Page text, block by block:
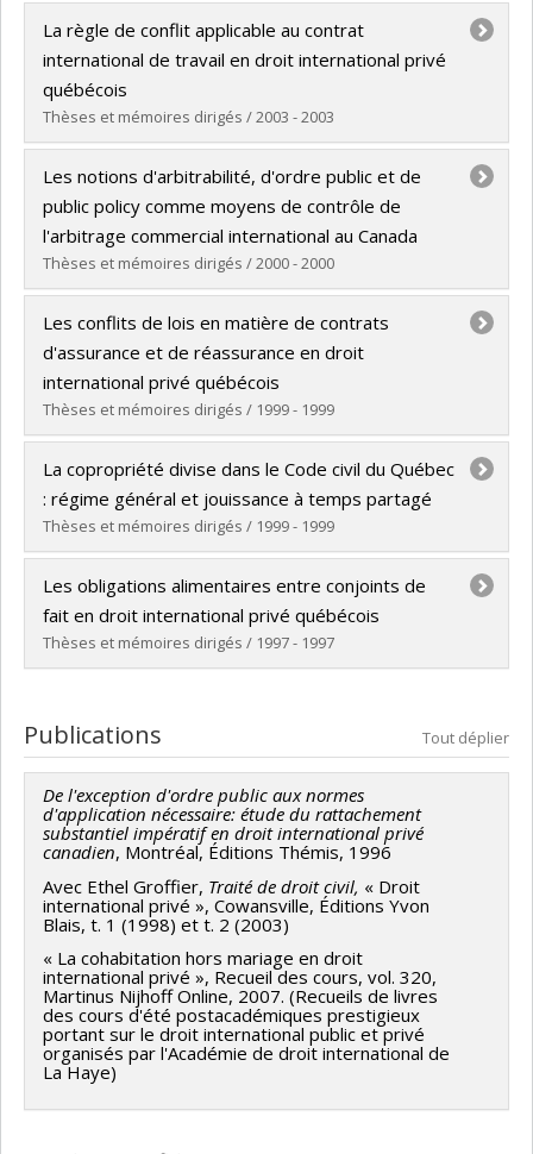
Diplômé(e) :Mestiri, Najla
Cycle :Maîtrise
Diplôme obtenu :
Lien vers le document dans Papyrus
La règle de conflit applicable au contrat
international de travail en droit international privé
québécois
Thèses et mémoires dirigés / 2003 - 2003
Diplômé(e) :Tsouli, Basma
Cycle :Maîtrise
Diplôme obtenu :LL. M.
Lien vers le document dans Papyrus
Les notions d'arbitrabilité, d'ordre public et de
public policy comme moyens de contrôle de
l'arbitrage commercial international au Canada
Thèses et mémoires dirigés / 2000 - 2000
Diplômé(e) :Arcangeli, Vera
Cycle :Doctorat
Diplôme obtenu :LL. D.
Lien vers le document dans Papyrus
Les conflits de lois en matière de contrats
d'assurance et de réassurance en droit
international privé québécois
Thèses et mémoires dirigés / 1999 - 1999
Diplômé(e) :Boivin, Mélanie
Cycle :Maîtrise
Diplôme obtenu :LL. M.
Lien vers le document dans Papyrus
La copropriété divise dans le Code civil du Québec
: régime général et jouissance à temps partagé
Thèses et mémoires dirigés / 1999 - 1999
Diplômé(e) :Gagnon, Christine
Cycle :Doctorat
Diplôme obtenu :LL. D.
Lien vers le document dans Papyrus
Les obligations alimentaires entre conjoints de
fait en droit international privé québécois
Thèses et mémoires dirigés / 1997 - 1997
Cycle :Maîtrise
Diplôme obtenu :LL. M.
Lien vers le document dans Papyrus
Publications Tout déplier
De l'exception d'ordre public aux normes
d'application nécessaire: étude du rattachement
substantiel impératif en droit international privé
canadien, Montréal, Éditions Thémis, 1996
Avec Ethel Groffier, Traité de droit civil, « Droit
international privé », Cowansville, Éditions Yvon
Blais, t. 1 (1998) et t. 2 (2003)
« La cohabitation hors mariage en droit
international privé », Recueil des cours, vol. 320,
Martinus Nijhoff Online, 2007. (Recueils de livres
des cours d'été postacadémiques prestigieux
portant sur le droit international public et privé
organisés par l'Académie de droit international de
La Haye)